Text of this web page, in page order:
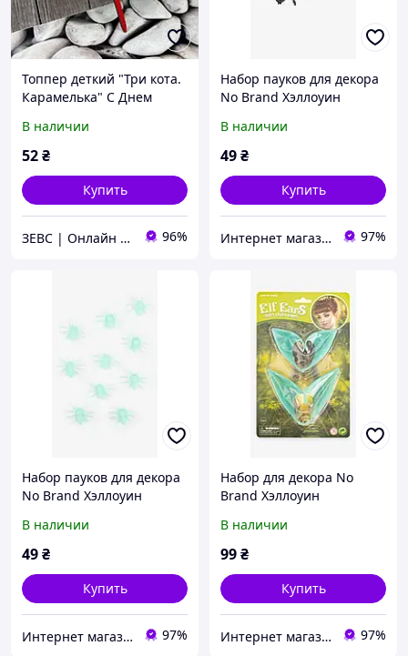
Топпер деткий "Три кота.
Карамелька" С Днем
уп. 18*14см
В наличии
52₴
Купить
ЗЕВС | Онлайн Гипермаркет 96%
Набор пауков для декора
No Brand Хэллоуин
Разноцветный 2 шт
(2002017987341)
В наличии
49₴
Купить
Интернет магазин Rombi 97%
Набор пауков для декора
No Brand Хэллоуин
(2002017987389)
В наличии
49₴
Купить
Интернет магазин Rombi 97%
Набор для декора No
Brand Хэллоуин
YG203DY Зеленый 2 шт
(2002017987327)
В наличии
99₴
Купить
Интернет магазин Rombi 97%